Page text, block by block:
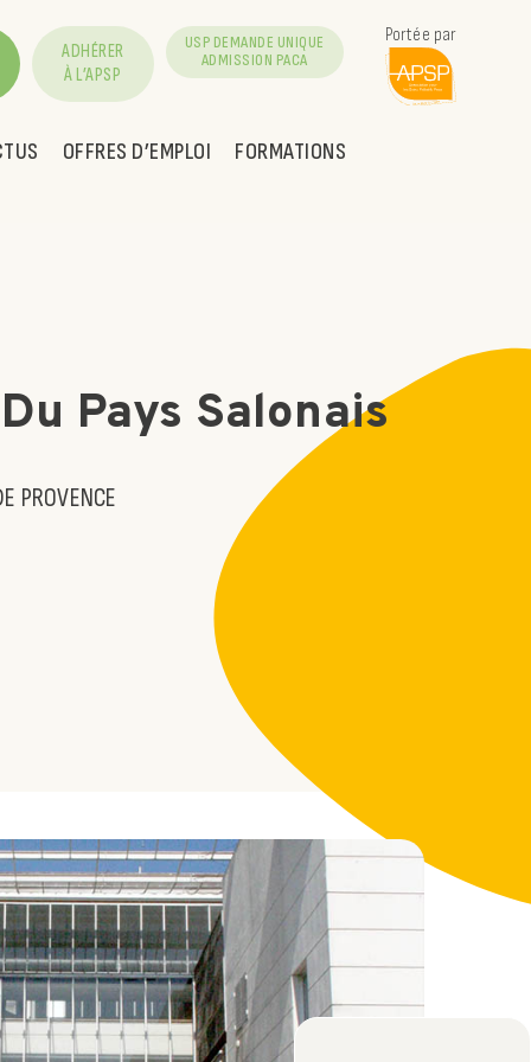
OFFRES D’EMPLOI FORMATIONS
ADHÉRER
À L’APSP
USP DEMANDE UNIQUE
ADMISSION PACA
Portée par
Pays Salonais
PROVENCE